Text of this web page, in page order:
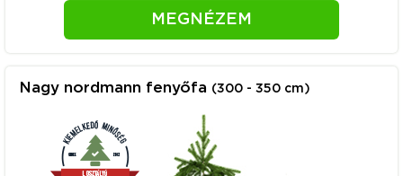
MEGNÉZEM
Nagy nordmann fenyőfa (300 - 350 cm)